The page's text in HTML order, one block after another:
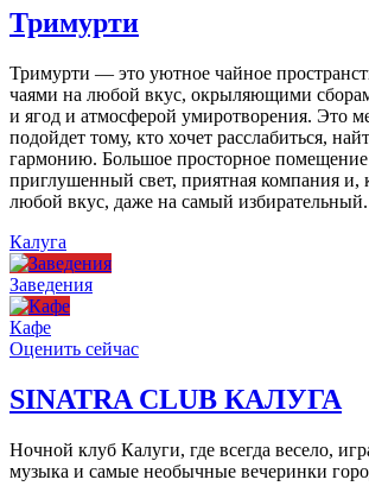
Тримурти
Тримурти — это уютное чайное
чаями на любой вкус, окрыляющими
и ягод и атмосферой умиротворения. Это
подойдет тому, кто хочет расслабиться,
гармонию. Большое просторное помещение
приглушенный свет, приятная компания и,
любой вкус, даже на самый
Калуга
Заведения
Кафе
Оценить сейчас
SINATRA CLUB КАЛУГА
Ночной клуб Калуги, где всегда весело,
музыка и самые необычные вечеринки